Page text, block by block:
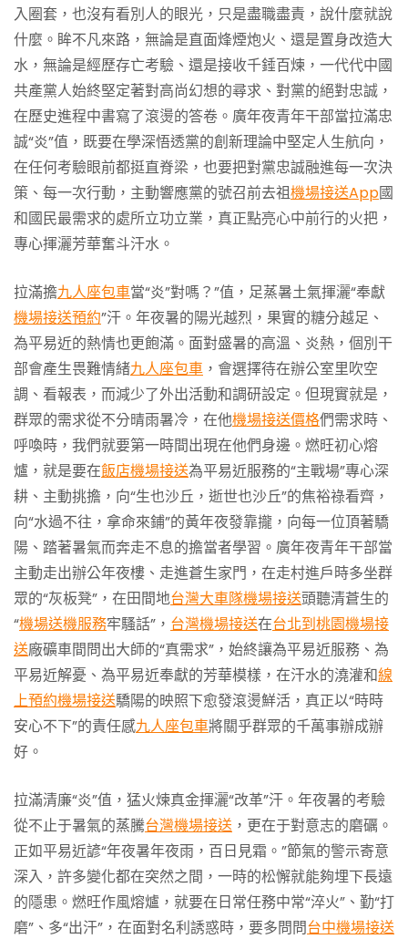
入圈套，也沒有看別人的眼光，只是盡職盡責，說什麼就說
什麼。眸不凡來路，無論是直面烽煙炮火、還是置身改造大
水，無論是經歷存亡考驗、還是接收千錘百煉，一代代中國
共產黨人始終堅定著對高尚幻想的尋求、對黨的絕對忠誠，
在歷史進程中書寫了滾燙的答卷。廣年夜青年干部當拉滿忠
誠“炎”值，既要在學深悟透黨的創新理論中堅定人生航向，
在任何考驗眼前都挺直脊梁，也要把對黨忠誠融進每一次決
策、每一次行動，主動響應黨的號召前去祖機場接送App國
和國民最需求的處所立功立業，真正點亮心中前行的火把，
專心揮灑芳華奮斗汗水。
拉滿擔九人座包車當“炎”對嗎？”值，足蒸暑土氣揮灑“奉獻
機場接送預約”汗。年夜暑的陽光越烈，果實的糖分越足、
為平易近的熱情也更飽滿。面對盛暑的高溫、炎熱，個別干
部會產生畏難情緒九人座包車 ，會選擇待在辦公室里吹空
調、看報表，而減少了外出活動和調研設定。但現實就是，
群眾的需求從不分晴雨暑冷，在他機場接送價格們需求時、
呼喚時，我們就要第一時間出現在他們身邊。燃旺初心熔
爐，就是要在飯店機場接送為平易近服務的“主戰場”專心深
耕、主動挑擔，向“生也沙丘，逝世也沙丘”的焦裕祿看齊，
向“水過不往，拿命來鋪”的黃年夜發靠攏，向每一位頂著驕
陽、踏著暑氣而奔走不息的擔當者學習。廣年夜青年干部當
主動走出辦公年夜樓、走進蒼生家門，在走村進戶時多坐群
眾的“灰板凳”，在田間地台灣大車隊機場接送頭聽清蒼生的
“機場送機服務牢騷話”， 台灣機場接送在台北到桃園機場接
送廠礦車間問出大師的“真需求”，始終讓為平易近服務、為
平易近解憂、為平易近奉獻的芳華模樣，在汗水的澆灌和線
上預約機場接送驕陽的映照下愈發滾燙鮮活，真正以“時時
安心不下”的責任感九人座包車將關乎群眾的千萬事辦成辦
好。
拉滿清廉“炎”值，猛火煉真金揮灑“改革”汗。年夜暑的考驗
從不止于暑氣的蒸騰台灣機場接送 ，更在于對意志的磨礪。
正如平易近諺“年夜暑年夜雨，百日見霜。”節氣的警示寄意
深入，許多變化都在突然之間，一時的松懈就能夠埋下長遠
的隱患。燃旺作風熔爐，就要在日常任務中常“淬火”、勤“打
磨”、多“出汗”，在面對名利誘惑時，要多問問台中機場接送